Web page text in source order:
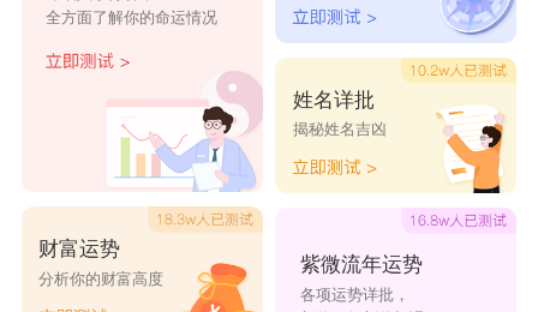
全方面了解你的命运情况
财富运势
分析你的财富高度
姓名详批
揭秘姓名吉凶
紫微流年运势
各项运势详批，